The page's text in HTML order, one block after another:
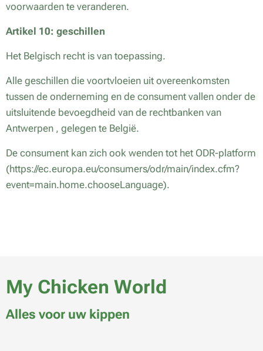
voorwaarden te veranderen.
Artikel 10: geschillen
Het Belgisch recht is van toepassing.
Alle geschillen die voortvloeien uit overeenkomsten
tussen de onderneming en de consument vallen onder de
uitsluitende bevoegdheid van de rechtbanken van
Antwerpen , gelegen te België.
De consument kan zich ook wenden tot het ODR-platform
(https://ec.europa.eu/consumers/odr/main/index.cfm?
event=main.home.chooseLanguage).
My Chicken World
Alles voor uw kippen